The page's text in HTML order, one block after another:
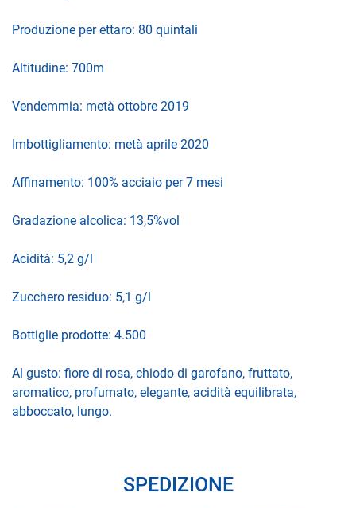
Produzione per ettaro: 80 quintali
Altitudine: 700m
Vendemmia: metà ottobre 2019
Imbottigliamento: metà aprile 2020
Affinamento: 100% acciaio per 7 mesi
Gradazione alcolica: 13,5%vol
Acidità: 5,2 g/l
Zucchero residuo: 5,1 g/l
Bottiglie prodotte: 4.500
Al gusto: fiore di rosa, chiodo di garofano, fruttato,
aromatico, profumato, elegante, acidità equilibrata,
abboccato, lungo.
SPEDIZIONE